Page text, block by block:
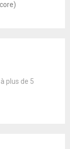
plus de 5